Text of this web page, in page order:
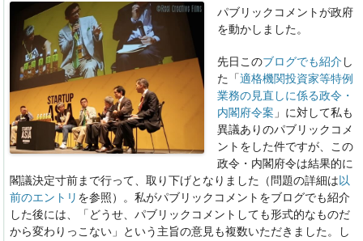
パブリックコメントが政府
を動かしました。
先日このブログでも紹介 し
た「適格機関投資家等特例
業務の見直しに係る政令・
内閣府令案 」に対して私も
異議ありのパブリックコメ
ントをした件ですが、この
政令・内閣府令は結果的に
閣議決定寸前まで行って、取り下げとなりました（問題の詳細は以
前のエントリ を参照）。私がパブリックコメントをブログでも紹介
した後には、「どうせ、パブリックコメントしても形式的なものだ
から変わりっこない」という主旨の意見も複数いただきました。し